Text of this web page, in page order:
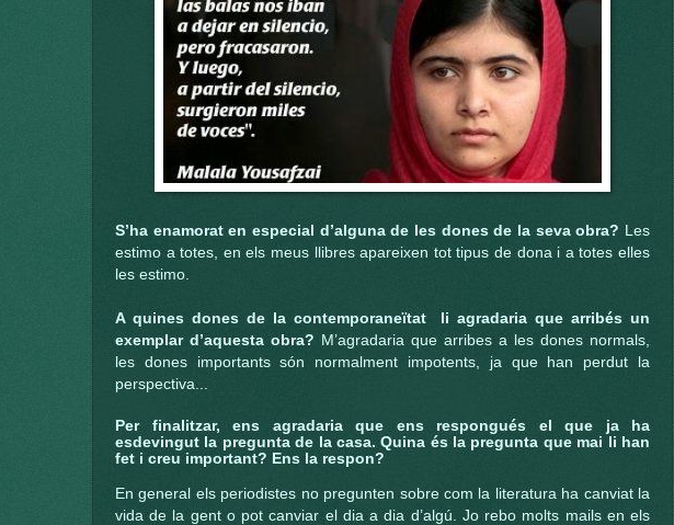
S’ha enamorat en especial d’alguna de les dones de la seva obra?
Les
estimo a totes, en els meus llibres apareixen tot tipus de dona i a totes elles
les estimo.
A quines dones de la contemporaneïtat
li agradaria que arribés un
exemplar d’aquesta obra? M’agradaria que arribes a les dones normals,
les dones importants són normalment impotents, ja que han perdut la
perspectiva...
Per finalitzar, ens agradaria que ens respongués el que ja ha
esdevingut la pregunta de la casa. Quina és la pregunta que mai li han
fet i creu important? Ens la respon?
En general els periodistes no pregunten sobre com la literatura ha canviat la
vida de la gent o pot canviar el dia a dia d’algú. Jo rebo molts mails en els